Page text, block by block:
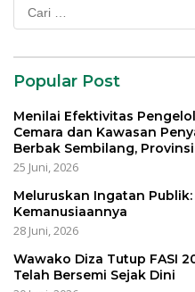
Popular Post
Menilai Efektivitas
Cemara dan Kawasan
Berbak Sembilang,
25 Juni, 2026
Meluruskan Ingatan
Kemanusiaannya
28 Juni, 2026
Wawako Diza Tutup FASI
Telah Bersemi Sejak Dini